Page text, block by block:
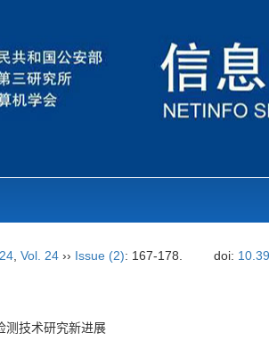
Vol. 24 ›› Issue (2): 167-178. doi:
测技术研究新进展